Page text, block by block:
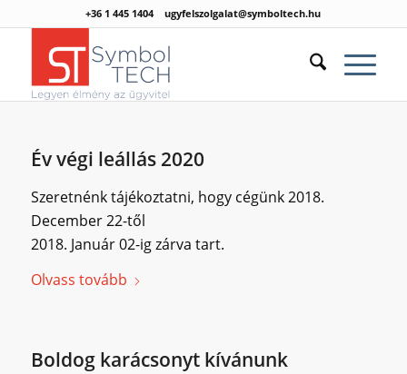
+36 1 445 1404 ugyfelszolgalat@symboltech.hu
Év végi leállás 2020
Szeretnénk tájékoztatni, hogy cégünk 2018.
December 22-től
2018. Január 02-ig zárva tart.
Olvass tovább
Boldog karácsonyt kívánunk